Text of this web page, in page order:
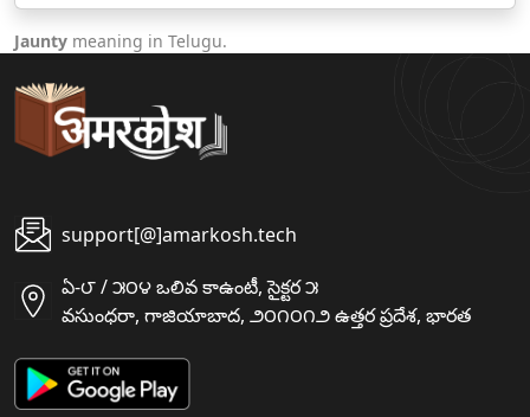
Jaunty meaning in Telugu.
support[@]amarkosh.tech
ఏ-౮ / ౫౦౪ ఒలివ కాఉంటీ, సైక్టర ౫
వసుంధరా, గాజియాబాద, ౨౦౧౦౧౨ ఉత్తర ప్రదేశ, భారత